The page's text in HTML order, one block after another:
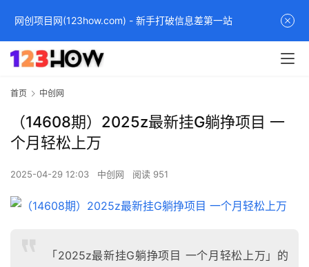
首页 中创网
（14608期）2025z最新挂G躺挣项目 一
个月轻松上万
2025-04-29 12:03 中创网 阅读 951
「2025z最新挂G躺挣项目 一个月轻松上万」的
网创项目网(123how.com) - 新手打破信息差第一站